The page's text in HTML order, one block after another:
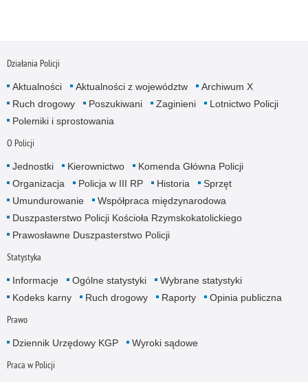
Działania Policji
Aktualności Aktualności z województw
Archiwum X
Ruch drogowy
Poszukiwani Zaginieni
Lotnictwo Policji
Polemiki i sprostowania
O Policji
Jednostki Kierownictwo
Komenda Główna Policji
Organizacja
Policja w III RP Historia
Sprzęt
Umundurowanie
Współpraca międzynarodowa
Duszpasterstwo Policji Kościoła Rzymskokatolickiego
Prawosławne Duszpasterstwo Policji
Statystyka
Informacje Ogólne statystyki
Wybrane statystyki
Kodeks karny
Ruch drogowy Raporty Opinia publiczna
Prawo
Dziennik Urzędowy KGP Wyroki sądowe
Praca w Policji